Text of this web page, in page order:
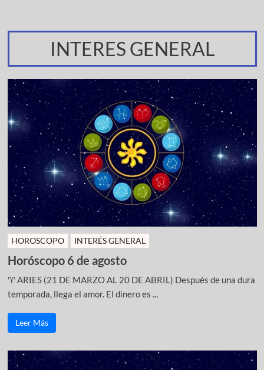
INTERES GENERAL
HOROSCOPO INTERÉS GENERAL
Horóscopo 6 de agosto
♈ ARIES (21 DE MARZO AL 20 DE ABRIL) Después de una dura
temporada, llega el amor. El dinero es ...
Leer Más